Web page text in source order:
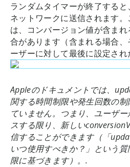
ランダムタイマーが終了する
ネットワークに送信されます
は、コンバージョン値が含ま
合があります（含まれる場合
ーザーに対して最後に設定され
Appleのドキュメントでは、
関する時間制限や発生回数の
ていません。つまり、ユーザ
スする限り、新しい
信することができます（「
いつ使用すべきか？」という
限に基づきます）。.